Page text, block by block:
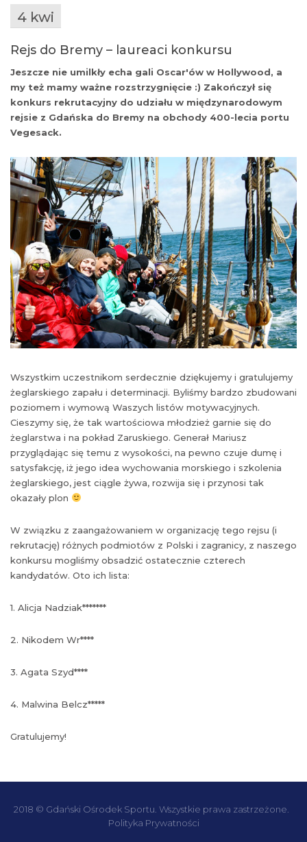
4 kwi
Rejs do Bremy – laureaci konkursu
Jeszcze nie umilkły echa gali Oscar'ów w Hollywood, a
my też mamy ważne rozstrzygnięcie :) Zakończył się
konkurs rekrutacyjny do udziału w międzynarodowym
rejsie z Gdańska do Bremy na obchody 400-lecia portu
Vegesack.
Wszystkim uczestnikom serdecznie dziękujemy i gratulujemy
żeglarskiego zapału i determinacji. Byliśmy bardzo zbudowani
poziomem i wymową Waszych listów motywacyjnych.
Cieszymy się, że tak wartościowa młodzież garnie się do
żeglarstwa i na pokład Zaruskiego. Generał Mariusz
przyglądając się temu z wysokości, na pewno czuje dumę i
satysfakcję, iż jego idea wychowania morskiego i szkolenia
żeglarskiego, jest ciągle żywa, rozwija się i przynosi tak
okazały plon
W związku z zaangażowaniem w organizację tego rejsu (i
rekrutację) różnych podmiotów z Polski i zagranicy, z naszego
konkursu mogliśmy obsadzić ostatecznie czterech
kandydatów. Oto ich lista:
1. Alicja Nadziak*******
2. Nikodem Wr****
3. Agata Szyd****
4. Malwina Belcz*****
Gratulujemy!
2018 © Gdański Ośrodek Sportu. Wszystkie prawa zastrzeżone.
Polityka Prywatności